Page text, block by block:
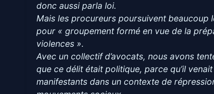
donc aussi parla loi.
Mais les procureurs poursuivent beaucoup
pour « groupement formé en vue de la
violences ».
Avec un collectif d’avocats, nous avons
que ce délit était politique, parce qu’il
manifestants dans un contexte de